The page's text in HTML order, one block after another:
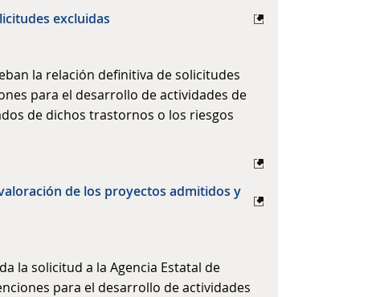
excluidas
la relación definitiva de solicitudes
para el desarrollo de actividades de
de dichos trastornos o los riesgos
de los proyectos admitidos y
la solicitud a la Agencia Estatal de
para el desarrollo de actividades